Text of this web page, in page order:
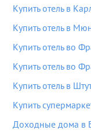
Купить отель в
Купить отель в
Купить отель во
Купить отель во
Купить отель в
Купить
Доходные дома в